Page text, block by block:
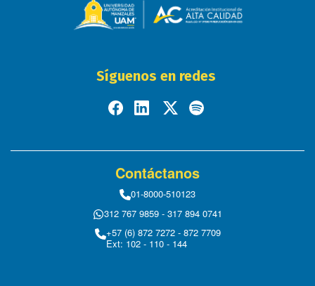
Síguenos en redes
Contáctanos
01-8000-510123
312 767 9859 - 317 894 0741
+57 (6) 872 7272 - 872 7709
Ext: 102 - 110 - 144